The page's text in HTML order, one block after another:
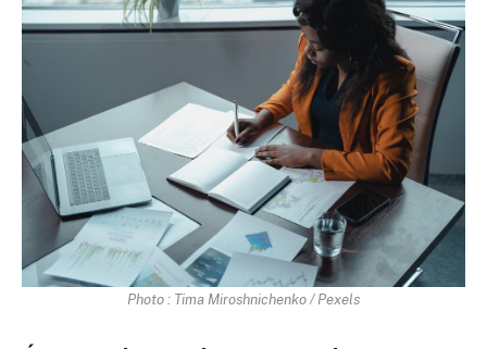
Photo : Tima Miroshnichenko / Pexels